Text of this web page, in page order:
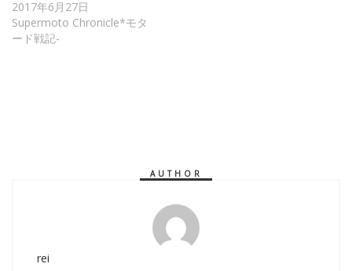
2017年6月27日
Supermoto Chronicle*モタ
ード戦記-
AUTHOR
rei